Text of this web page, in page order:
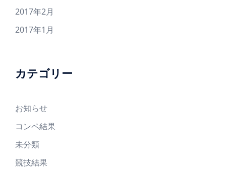
2017年2月
2017年1月
カテゴリー
お知らせ
コンペ結果
未分類
競技結果